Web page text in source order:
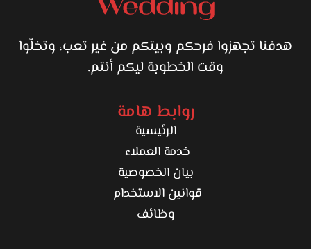
هدفنا تجهزوا فرحكم وبيتكم من غير تعب، وتخلّوا
وقت الخطوبة ليكم أنتم.
روابط هامة
الرئيسية
خدمة العملاء
بيان الخصوصية
قوانين الاستخدام
وظائف